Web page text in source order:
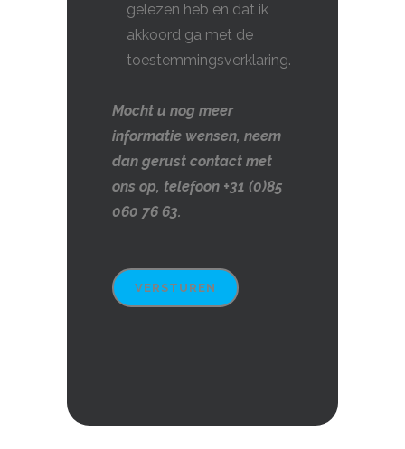
gelezen heb en dat ik
akkoord ga met de
toestemmingsverklaring.
Mocht u nog meer
informatie wensen, neem
dan gerust contact met
ons op, telefoon +31 (0)85
060 76 63.